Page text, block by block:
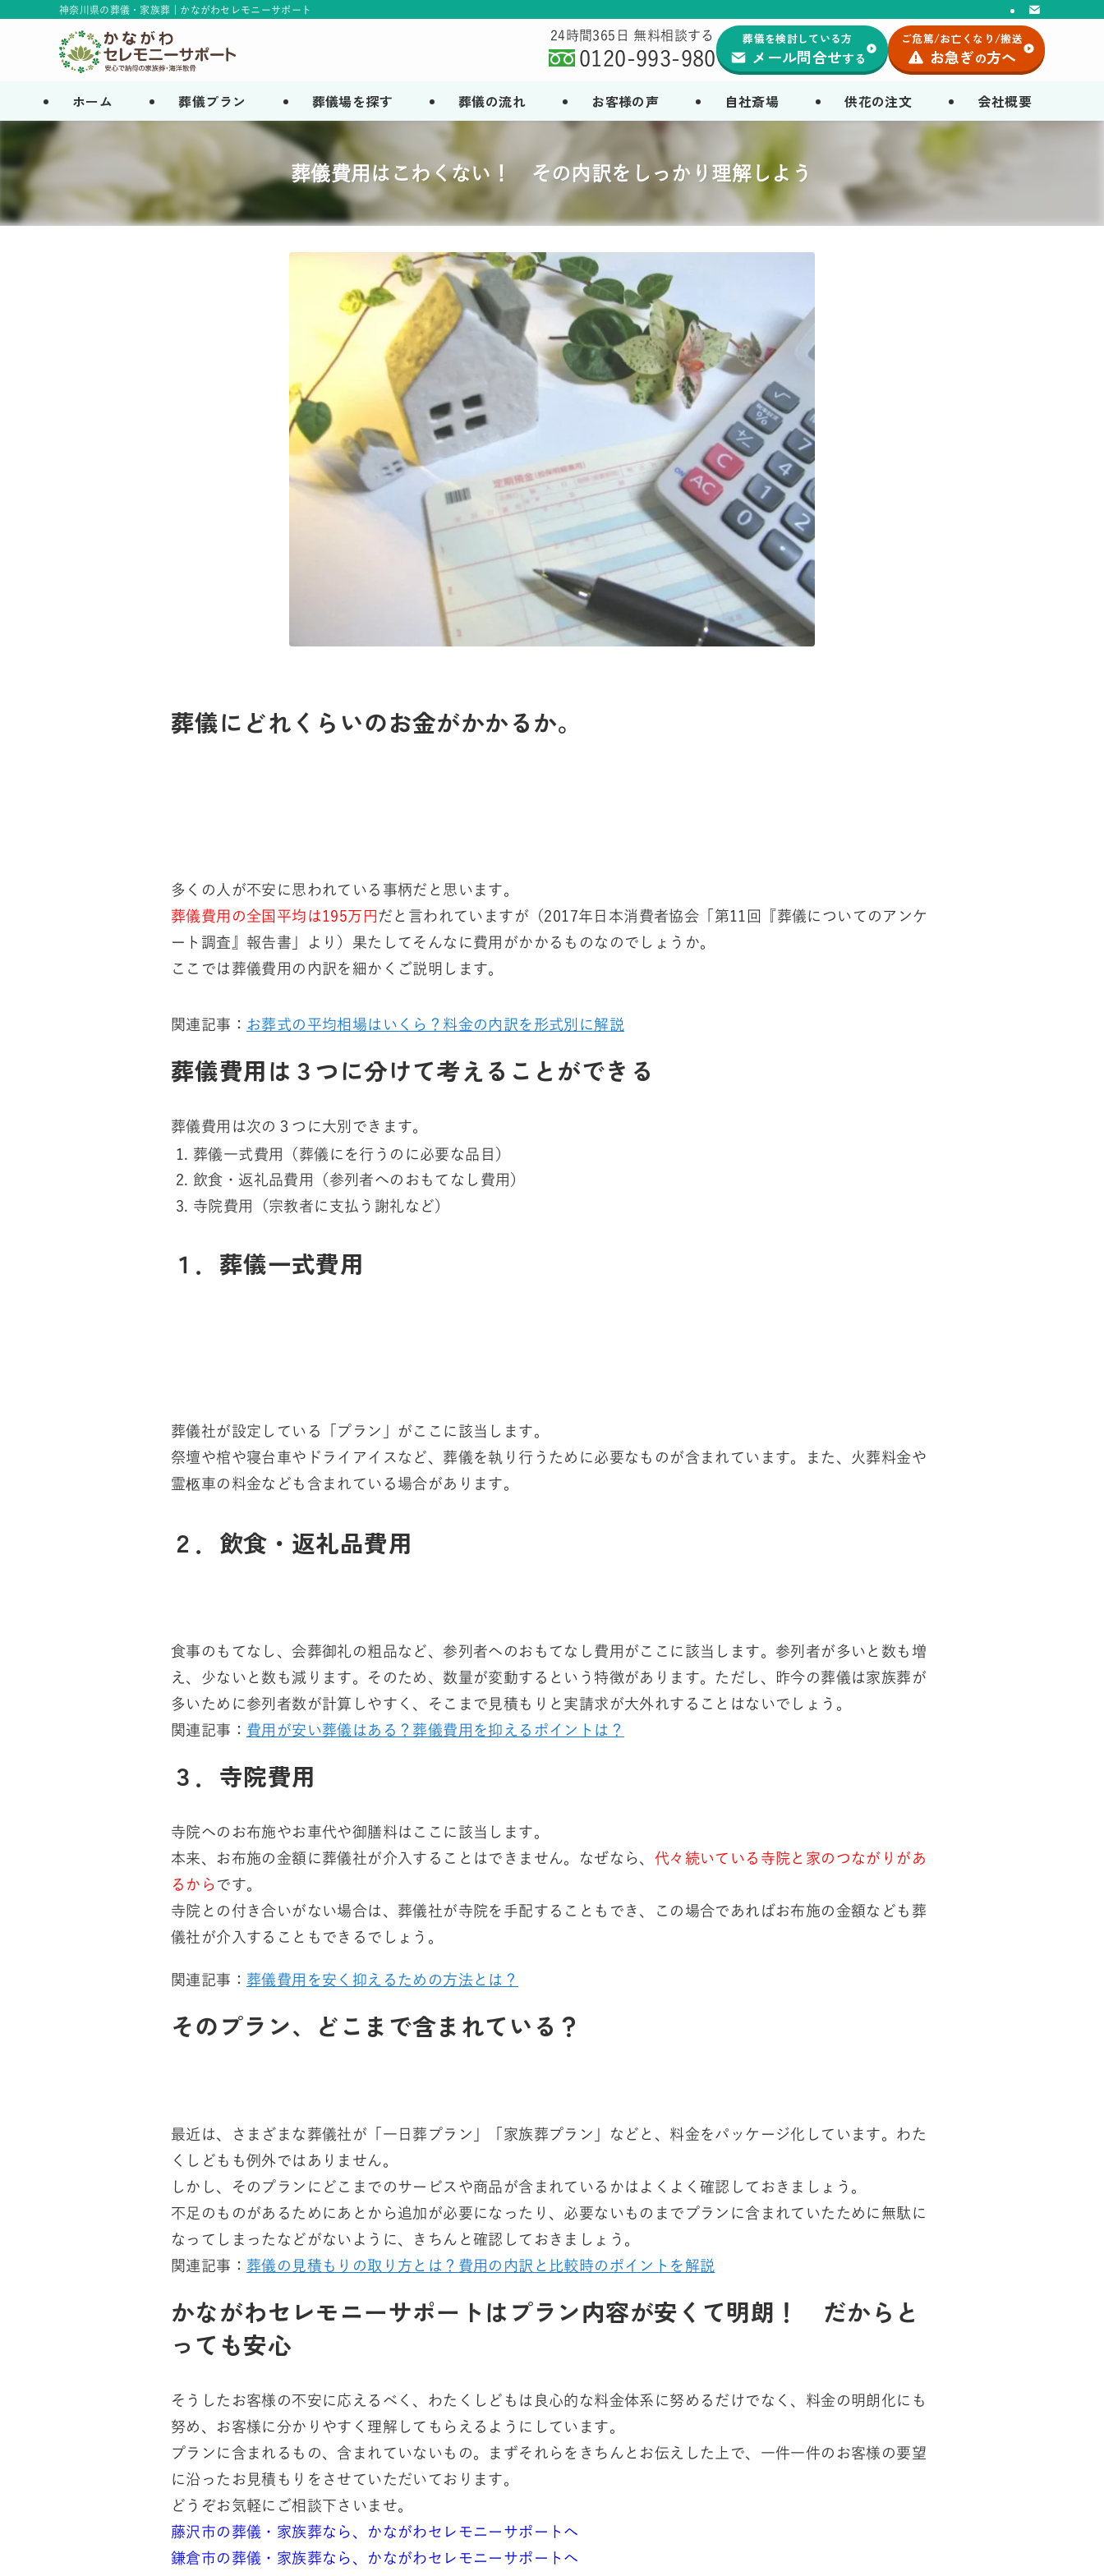
神奈川県の葬儀・家族葬 | かながわセレモニーサポート
ホーム 葬儀プラン 葬儀場を探す 葬儀の流れ お客様の声 自社斎場 供花の注文 会社概要
24時間365日 無料相談する
0120-993-980
葬儀を検討している方
メール問合せする
ご危篤/お亡くなり/搬送
お急ぎの方へ
葬儀費用はこわくない！ その内訳をしっかり理解しよう
葬儀にどれくらいのお金がかかるか。
多くの人が不安に思われている事柄だと思います。
葬儀費用の全国平均は195万円 だと言われていますが（2017年日本消費者協会「第11回『葬儀についてのアンケ
ート調査』報告書」より）果たしてそんなに費用がかかるものなのでしょうか。
ここでは葬儀費用の内訳を細かくご説明します。
関連記事： お葬式の平均相場はいくら？料金の内訳を形式別に解説
葬儀費用は３つに分けて考えることができる
葬儀費用は次の３つに大別できます。
葬儀一式費用（葬儀にを行うのに必要な品目）
飲食・返礼品費用（参列者へのおもてなし費用）
寺院費用（宗教者に支払う謝礼など）
１．葬儀一式費用
葬儀社が設定している「プラン」がここに該当します。
祭壇や棺や寝台車やドライアイスなど、葬儀を執り行うために必要なものが含まれています。また、火葬料金や
霊柩車の料金なども含まれている場合があります。
２．飲食・返礼品費用
食事のもてなし、会葬御礼の粗品など、参列者へのおもてなし費用がここに該当します。参列者が多いと数も増
え、少ないと数も減ります。そのため、数量が変動するという特徴があります。ただし、昨今の葬儀は家族葬が
多いために参列者数が計算しやすく、そこまで見積もりと実請求が大外れすることはないでしょう。
関連記事： 費用が安い葬儀はある？葬儀費用を抑えるポイントは？
３．寺院費用
寺院へのお布施やお車代や御膳料はここに該当します。
本来、お布施の金額に葬儀社が介入することはできません。なぜなら、 代々続いている寺院と家のつながりがあ
るから です。
寺院との付き合いがない場合は、葬儀社が寺院を手配することもでき、この場合であればお布施の金額なども葬
儀社が介入することもできるでしょう。
関連記事： 葬儀費用を安く抑えるための方法とは？
そのプラン、どこまで含まれている？
最近は、さまざまな葬儀社が「一日葬プラン」「家族葬プラン」などと、料金をパッケージ化しています。わた
くしどもも例外ではありません。
しかし、そのプランにどこまでのサービスや商品が含まれているかはよくよく確認しておきましょう。
不足のものがあるためにあとから追加が必要になったり、必要ないものまでプランに含まれていたために無駄に
なってしまったなどがないように、きちんと確認しておきましょう。
関連記事： 葬儀の見積もりの取り方とは？費用の内訳と比較時のポイントを解説
かながわセレモニーサポートはプラン内容が安くて明朗！ だからと
っても安心
そうしたお客様の不安に応えるべく、わたくしどもは良心的な料金体系に努めるだけでなく、料金の明朗化にも
努め、お客様に分かりやすく理解してもらえるようにしています。
プランに含まれるもの、含まれていないもの。まずそれらをきちんとお伝えした上で、一件一件のお客様の要望
に沿ったお見積もりをさせていただいております。
どうぞお気軽にご相談下さいませ。
藤沢市の葬儀・家族葬なら、かながわセレモニーサポートへ
鎌倉市の葬儀・家族葬なら、かながわセレモニーサポートへ